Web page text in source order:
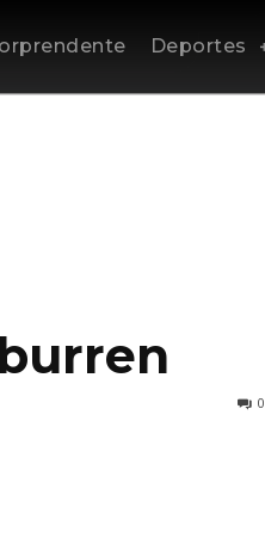
Deportes
0